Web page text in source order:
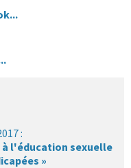
:
l'éducation sexuelle
»